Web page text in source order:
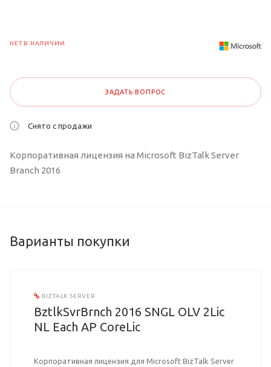
НЕТ В НАЛИЧИИ
ЗАДАТЬ ВОПРОС
Снято с продажи
Корпоративная лицензия на Microsoft BizTalk Server
Branch 2016
Варианты покупки
BIZTALK SERVER
BztlkSvrBrnch 2016 SNGL OLV 2Lic
NL Each AP CoreLic
Корпоративная лицензия для Microsoft BizTalk Server